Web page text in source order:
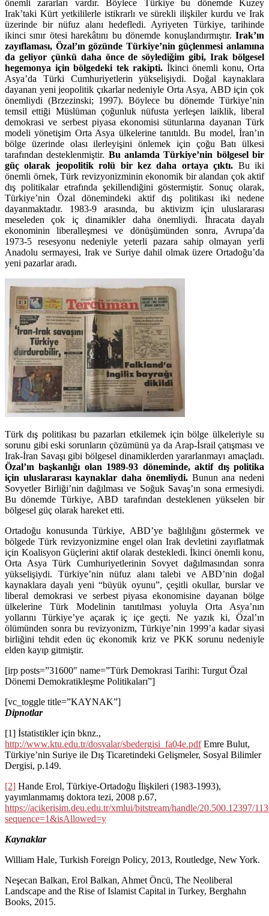
önemli zararları vardır. Böylece Türkiye bu dönemde Kuzey
Irak’taki Kürt yetkililerle istikrarlı ve sürekli ilişkiler kurdu ve Irak
üzerinde bir nüfuz alanı hedefledi. Ayriyeten Türkiye, tarihinde
ikinci sınır ötesi harekâtını bu dönemde konuşlandırmıştır. Irak’ın
zayıflaması, Özal’ın gözünde Türkiye’nin güçlenmesi anlamına
da geliyor çünkü daha önce de söylediğim gibi, Irak bölgesel
hegemonya için bölgedeki tek rakipti. İkinci önemli konu, Orta
Asya’da Türki Cumhuriyetlerin yükselişiydi. Doğal kaynaklara
dayanan yeni jeopolitik çıkarlar nedeniyle Orta Asya, ABD için çok
önemliydi (Brzezinski; 1997). Böylece bu dönemde Türkiye’nin
temsil ettiği Müslüman çoğunluk nüfusta yerleşen laiklik, liberal
demokrasi ve serbest piyasa ekonomisi sütunlarına dayanan Türk
modeli yönetişim Orta Asya ülkelerine tanıtıldı. Bu model, İran’ın
bölge üzerinde olası ilerleyişini önlemek için çoğu Batı ülkesi
tarafından desteklenmiştir. Bu anlamda Türkiye’nin bölgesel bir
güç olarak jeopolitik rolü bir kez daha ortaya çıktı. Bu iki
önemli örnek, Türk revizyonizminin ekonomik bir alandan çok aktif
dış politikalar etrafında şekillendiğini göstermiştir. Sonuç olarak,
Türkiye’nin Özal dönemindeki aktif dış politikası iki nedene
dayanmaktadır. 1983-9 arasında, bu aktivizm için uluslararası
meseleden çok iç dinamikler daha önemliydi. İhracata dayalı
ekonominin liberalleşmesi ve dönüşümünden sonra, Avrupa’da
1973-5 resesyonu nedeniyle yeterli pazara sahip olmayan yerli
Anadolu sermayesi, Irak ve Suriye dahil olmak üzere Ortadoğu’da
yeni pazarlar aradı.
Türk dış politikası bu pazarları etkilemek için bölge ülkeleriyle su
sorunu gibi eski sorunların çözümünü ya da Arap-İsrail çatışması ve
Irak-İran Savaşı gibi bölgesel dinamiklerden yararlanmayı amaçladı.
Özal’ın başkanlığı olan 1989-93 döneminde, aktif dış politika
için uluslararası kaynaklar daha önemliydi.Bunun ana nedeni
Sovyetler Birliği’nin dağılması ve Soğuk Savaş’ın sona ermesiydi.
Bu dönemde Türkiye, ABD tarafından desteklenen yükselen bir
bölgesel güç olarak hareket etti.
Ortadoğu konusunda Türkiye, ABD’ye bağlılığını göstermek ve
bölgede Türk revizyonizmine engel olan Irak devletini zayıflatmak
için Koalisyon Güçlerini aktif olarak destekledi. İkinci önemli konu,
Orta Asya Türk Cumhuriyetlerinin Sovyet dağılmasından sonra
yükselişiydi. Türkiye’nin nüfuz alanı talebi ve ABD’nin doğal
kaynaklara dayalı yeni “büyük oyunu”, çeşitli okullar, burslar ve
liberal demokrasi ve serbest piyasa ekonomisine dayanan bölge
ülkelerine Türk Modelinin tanıtılması yoluyla Orta Asya’nın
yollarını Türkiye’ye açarak iç içe geçti. Ne yazık ki, Özal’ın
ölümünden sonra bu revizyonizm, Türkiye’nin 1999’a kadar siyasi
birliğini tehdit eden üç ekonomik kriz ve PKK sorunu nedeniyle
elden kayıp gitmiştir.
[irp posts=”31600″ name=”Türk Demokrasi Tarihi: Turgut Özal
Dönemi Demokratikleşme Politikaları”]
[vc_toggle title=”KAYNAK”]
Dipnotlar
[1] İstatistikler için bknz.,
http://www.ktu.edu.tr/dosyalar/sbedergisi_fa04e.pdfEmre Bulut,
Türkiye’nin Suriye ile Dış Ticaretindeki Gelişmeler, Sosyal Bilimler
Dergisi, p.149.
[2] Hande Erol, Türkiye-Ortadoğu İlişkileri (1983-1993),
yayımlanmamış doktora tezi, 2008 p.67,
https://acikerisim.deu.edu.tr/xmlui/bitstream/handle/20.500.12397/
sequence=1&isAllowed=y
Kaynaklar
William Hale, Turkish Foreign Policy, 2013, Routledge, New York.
Neşecan Balkan, Erol Balkan, Ahmet Öncü, The Neoliberal
Landscape and the Rise of Islamist Capital in Turkey, Berghahn
Books, 2015.